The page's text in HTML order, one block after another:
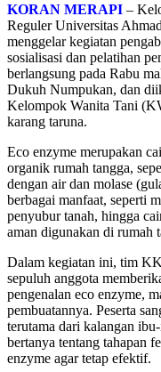
KORAN MERAPI –
Reguler Universitas
menggelar kegiatan
sosialisasi dan pelatihan
berlangsung pada Rabu
Dukuh Numpukan, dan
Kelompok Wanita Tani
karang taruna.
Eco enzyme merupakan
organik rumah tangga,
dengan air dan molase
berbagai manfaat, seperti
penyubur tanah, hingga
aman digunakan di rumah
Dalam kegiatan ini, tim
sepuluh anggota
pengenalan eco enzyme,
pembuatannya. Peserta
terutama dari kalangan
bertanya tentang tahapan
enzyme agar tetap efektif.